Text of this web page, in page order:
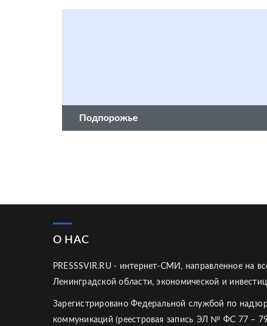
Подпорожье
О НАС
PRESSSVIR.RU - интернет-СМИ, направленное на
Ленинградской области, экономической и
Зарегистрировано Федеральной службой по
коммуникаций (реестровая запись ЭЛ № ФС 77 –